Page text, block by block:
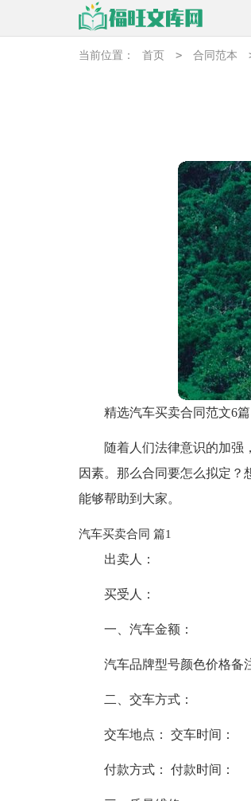
当前位置： 首页 > 合同范本
精选汽车买卖合同范文6篇
随着人们法律意识的加强
因素。那么合同要怎么拟定？
能够帮助到大家。
汽车买卖合同 篇1
出卖人：
买受人：
一、汽车金额：
汽车品牌型号颜色价格备
二、交车方式：
交车地点： 交车时间：
付款方式： 付款时间：